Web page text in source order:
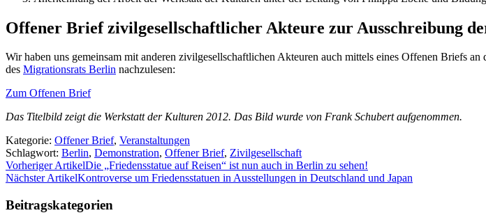
Offener Brief zivilgesellschaftlicher Akteure zur Ausschreibung
Wir haben uns gemeinsam mit anderen zivilgesellschaftlichen Akteuren auch mittels eines Offenen Briefs
des Migrationsrats Berlin nachzulesen:
Zum Offenen Brief
Das Titelbild zeigt die Werkstatt der Kulturen 2012. Das Bild wurde von Frank Schubert aufgenommen.
Kategorie: Offener Brief, Veranstaltungen
Schlagwort: Berlin, Demonstration, Offener Brief, Zivilgesellschaft
Vorheriger ArtikelDie „Friedensstatue auf Reisen“ ist nun auch in Berlin zu sehen!
Nächster ArtikelKontroverse um Friedensstatuen in Ausstellungen in Deutschland und Japan
Beitragskategorien